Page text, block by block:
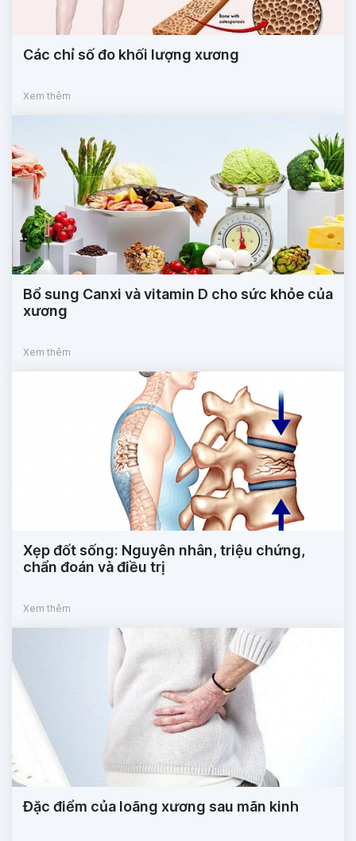
Các chỉ số đo khối lượng xương
Xem thêm
Bổ sung Canxi và vitamin D cho sức khỏe của
xương
Xem thêm
Xẹp đốt sống: Nguyên nhân, triệu chứng,
chẩn đoán và điều trị
Xem thêm
Đặc điểm của loãng xương sau mãn kinh